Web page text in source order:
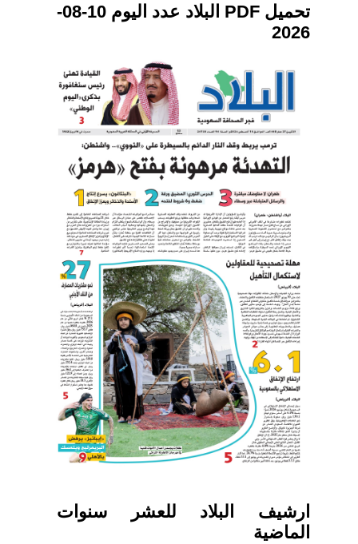
تحميل PDF البلاد عدد اليوم 10-08-
2026
ارشيف البلاد للعشر سنوات
الماضية